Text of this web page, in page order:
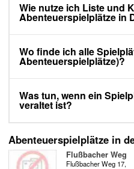
Wie nutze ich Liste und
Abenteuerspielplätze in
Wo finde ich alle
Abenteuerspielplätze)?
Was tun, wenn ein
veraltet ist?
Abenteuerspielplätze in
Flußbacher Weg
Flußbacher Weg 17,